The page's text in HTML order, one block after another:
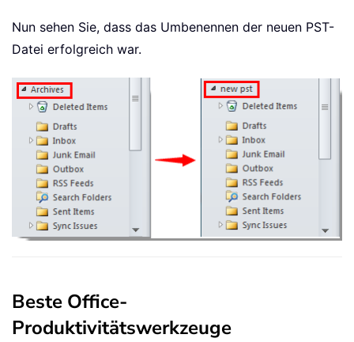
Nun sehen Sie, dass das Umbenennen der neuen PST-
Datei erfolgreich war.
Beste Office-
Produktivitätswerkzeuge